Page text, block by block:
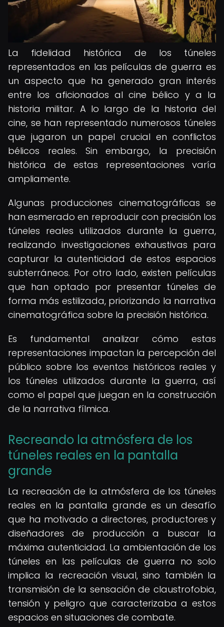
La fidelidad histórica de los túneles
representados en las películas de guerra es
un aspecto que ha generado gran interés
entre los aficionados al cine bélico y a la
historia militar. A lo largo de la historia del
cine, se han representado numerosos túneles
que jugaron un papel crucial en conflictos
bélicos reales. Sin embargo, la precisión
histórica de estas representaciones varía
ampliamente.
Algunas producciones cinematográficas se
han esmerado en reproducir con precisión los
túneles reales utilizados durante la guerra,
realizando investigaciones exhaustivas para
capturar la autenticidad de estos espacios
subterráneos. Por otro lado, existen películas
que han optado por presentar túneles de
forma más estilizada, priorizando la narrativa
cinematográfica sobre la precisión histórica.
Es fundamental analizar cómo estas
representaciones impactan la percepción del
público sobre los eventos históricos reales y
los túneles utilizados durante la guerra, así
como el papel que juegan en la construcción
de la narrativa fílmica.
Recreando la atmósfera de los
túneles reales en la pantalla
grande
La recreación de la atmósfera de los túneles
reales en la pantalla grande es un desafío
que ha motivado a directores, productores y
diseñadores de producción a buscar la
máxima autenticidad. La ambientación de los
túneles en las películas de guerra no solo
implica la recreación visual, sino también la
transmisión de la sensación de claustrofobia,
tensión y peligro que caracterizaba a estos
espacios en situaciones de combate.